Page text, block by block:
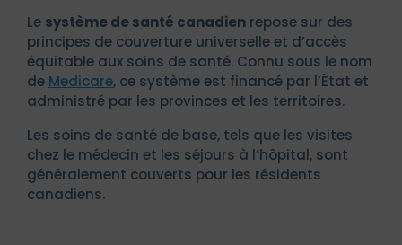
Le système de santé canadien repose sur des
principes de couverture universelle et d’accès
équitable aux soins de santé. Connu sous le nom
de Medicare, ce système est financé par l’État et
administré par les provinces et les territoires.
Les soins de santé de base, tels que les visites
chez le médecin et les séjours à l’hôpital, sont
généralement couverts pour les résidents
canadiens.